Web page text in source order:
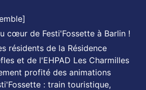
cœur de Festi'Fossette à Barlin !
résidents de la Résidence
et de l'EHPAD Les Charmilles
profité des animations
: train touristique,